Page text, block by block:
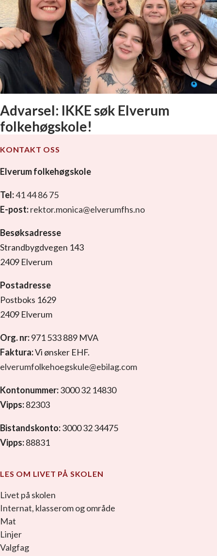
Det er slutt 💔
Advarsel: IKKE søk Elverum
folkehøgskole!
KONTAKT OSS
Elverum folkehøgskole
Tel:41 44 86 75
E-post:rektor.monica@elverumfhs.no
Besøksadresse
Strandbygdvegen 143
2409 Elverum
Postadresse
Postboks 1629
2409 Elverum
Org. nr:971 533 889 MVA
Faktura:Vi ønsker EHF.
elverumfolkehoegskule@ebilag.com
Kontonummer:3000 32 14830
Vipps:82303
Bistandskonto:3000 32 34475
Vipps:88831
LES OM LIVET PÅ SKOLEN
Livet på skolen
Internat, klasserom og område
Mat
Linjer
Valgfag